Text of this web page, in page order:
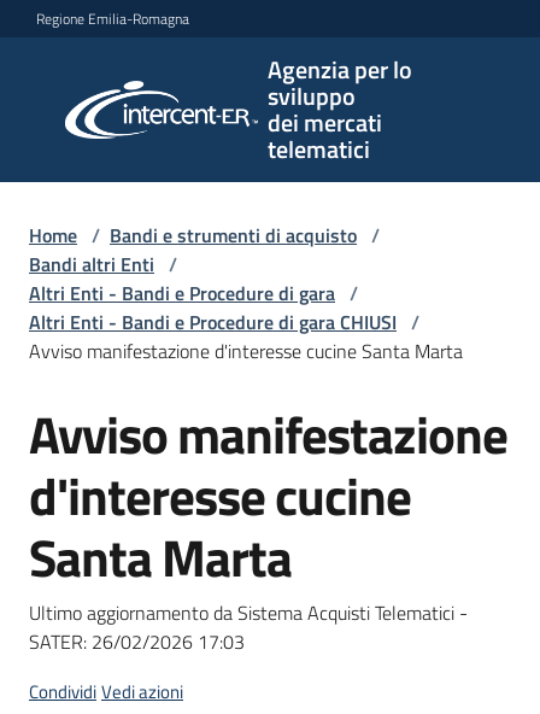
Vai al contenuto
Vai alla navigazione
Vai al footer
Regione Emilia-Romagna
Agenzia per lo
sviluppo
dei mercati
telematici
per lo
sviluppo
telematici
L'Agenzia
Bandi
strumenti
acquisto
Supporto
Home / Bandi e strumenti di acquisto /
Bandi altri Enti /
Altri Enti - Bandi e Procedure di gara /
Altri Enti - Bandi e Procedure di gara CHIUSI /
Avviso manifestazione d'interesse cucine Santa Marta
Salta al contenuto
Avviso manifestazione
d'interesse cucine
Santa Marta
Ultimo aggiornamento da Sistema Acquisti Telematici -
SATER: 26/02/2026 17:03
CondividiVedi azioni